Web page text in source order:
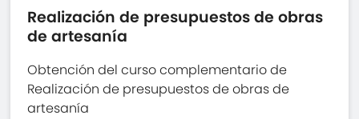
Realización de presupuestos de obras
de artesanía
Obtención del curso complementario de
Realización de presupuestos de obras de
artesanía